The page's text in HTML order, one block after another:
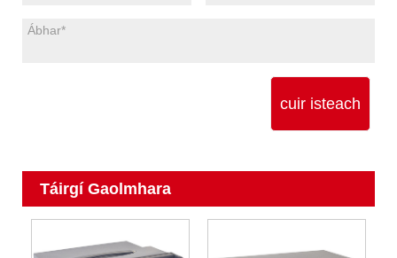
cuir isteach
Táirgí Gaolmhara